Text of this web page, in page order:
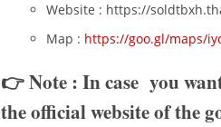
Website : https://
Map : https://goo.gl/maps/
👉 Note : In case you
the official website of the